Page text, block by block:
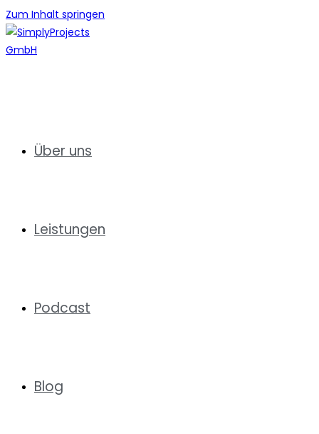
Zum Inhalt springen
Über uns
Leistungen
Podcast
Blog